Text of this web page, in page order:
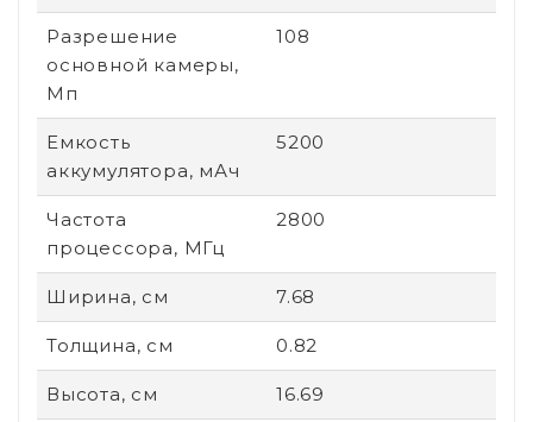
Разрешение
основной камеры,
Мп
108
Емкость
аккумулятора, мАч
5200
Частота
процессора, МГц
2800
Ширина, см 7.68
Толщина, см 0.82
Высота, см 16.69